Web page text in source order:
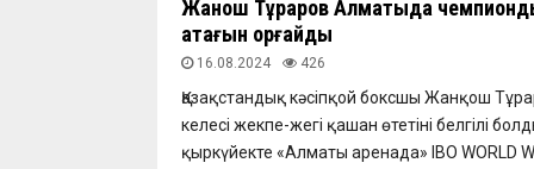
Жанқош Тұраров Алматыда
атағын қорғайды
16.08.2024 426
Қазақстандық кәсіпқой боксшы Жанқош
келесі жекпе-жегі қашан өтетіні белгілі
қыркүйекте «Алматы аренада» IBO WORLD